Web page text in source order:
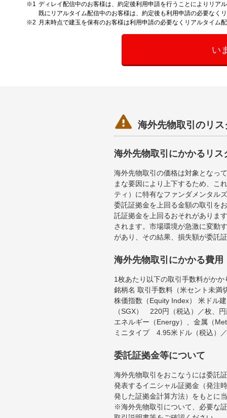
ディレイ配信中のお客様は、約定後利用申請を行うことによりリア
既にリアルタイム配信中のお客様は、約定後も利用申請の必要なく
月末時点で建玉を保有のお客様は利用申請の必要なくリアルタイム
い
 海外先物取引のリ
海外先物取引にかかるリス
海外先物取引の価格は対象となっ
まな要因により上下するため、こ
ティ）に特有なファンダメンタル
委託証拠金を上回る金額の取引を
託証拠金を上回るおそれがありま
されます。市場環境が急激に変動
があり、その結果、損失額が委託
海外先物取引にかかる費用
1枚あたり以下の取引手数料がかか
銘柄名 取引手数料（米セント未満
株価指数（Equity Index） 米ド
（SGX） 220円（税込）／枚、
エネルギー（Energy）、金属（
ミニタイプ 4.95米ドル（税込）
委託証拠金等について
海外先物取引をおこなうには委託
発表するイニシャル証拠金（発注
発した証拠金計算方法）をもとに
※海外先物取引について、必要な